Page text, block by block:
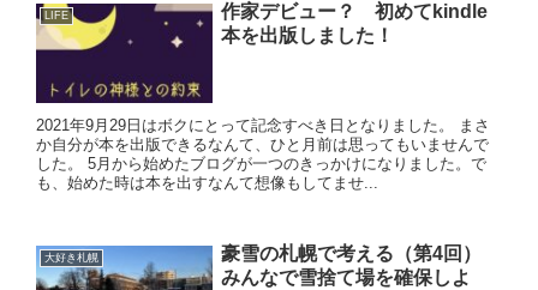
LIFE
作家デビュー？ 初めてkindle
本を出版しました！
2021年9月29日はボクにとって記念すべき日となりました。 まさ
か自分が本を出版できるなんて、ひと月前は思ってもいませんで
した。 5月から始めたブログが一つのきっかけになりました。で
も、始めた時は本を出すなんて想像もしてませ...
大好き札幌
豪雪の札幌で考える（第4回）
みんなで雪捨て場を確保しよ